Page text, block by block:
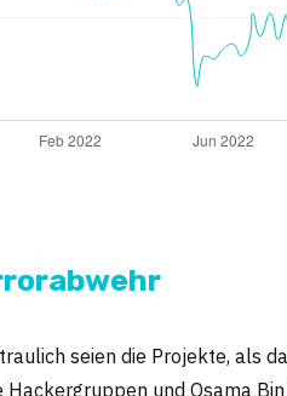
seien die Projekte,
und Osama